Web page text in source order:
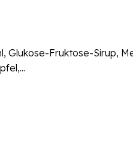
Glukose-Fruktose-Sirup,